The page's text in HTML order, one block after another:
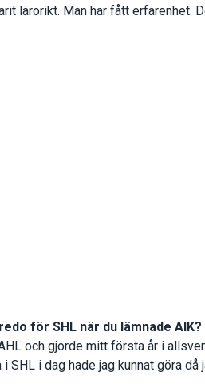
lärorikt. Man har fått erfarenhet.
för SHL när du lämnade AIK?
och gjorde mitt första år i
SHL i dag hade jag kunnat göra